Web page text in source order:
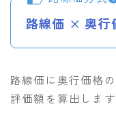
路線価 × 奥行
路線価に奥行価格
評価額を算出します